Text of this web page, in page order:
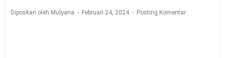
Diposkan oleh Mulyana Februari 24, 2024 Posting Komentar